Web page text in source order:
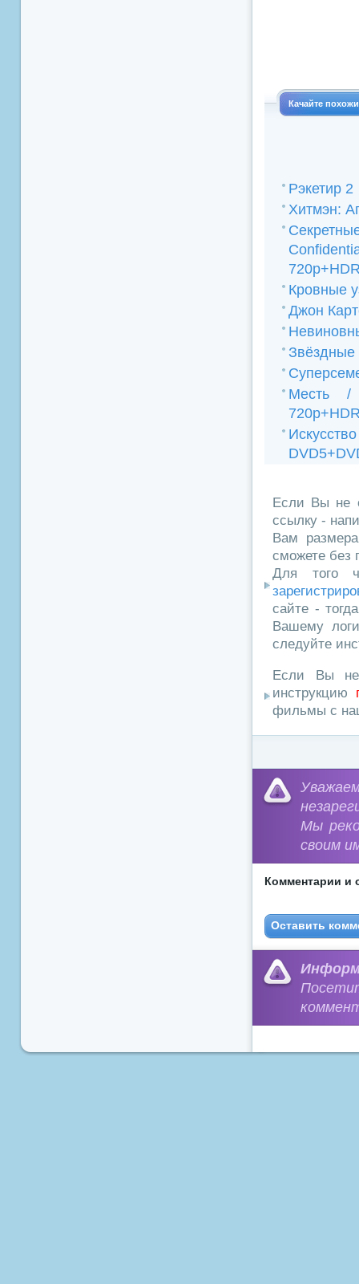
Качайте
Рэкетир 2
Хитмэн:
Кровные
Джон
Звёздные
Месть /
Если Вы не
ссылку -
Вам
сможете без
Для того
сайте -
Вашему
следуйте
Если Вы не
инструкцию
фильмы с
Мы
своим
Комментарии и
Оставить